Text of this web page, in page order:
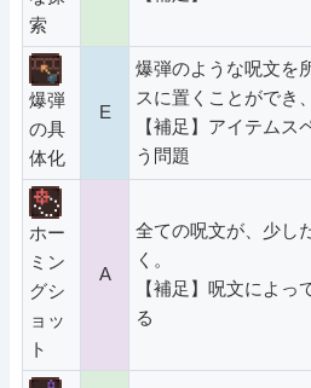
索
爆弾
の具
体化
E
爆弾のような呪文を
スに置くことができ
【補足】アイテムス
う問題
ホー
ミン
グシ
ョッ
ト
A
全ての呪文が、少し
く。
【補足】呪文によっ
る